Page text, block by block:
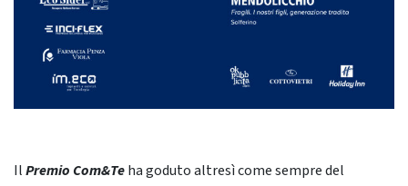
IlPremio Com&Teha goduto altresì come sempre del